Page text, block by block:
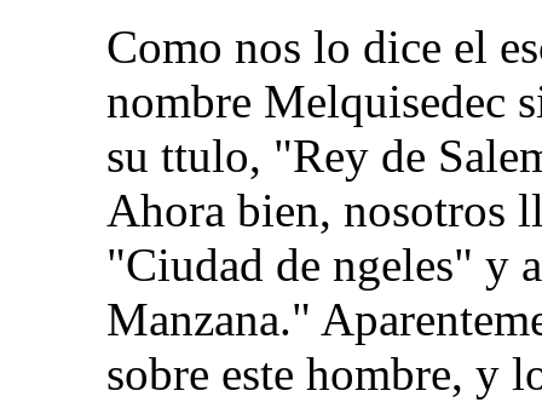
Como nos lo dice el
nombre Melquisedec
su ttulo, "Rey de
Ahora bien, nosotros
"Ciudad de ngeles" y
Manzana."
sobre este hombre, y